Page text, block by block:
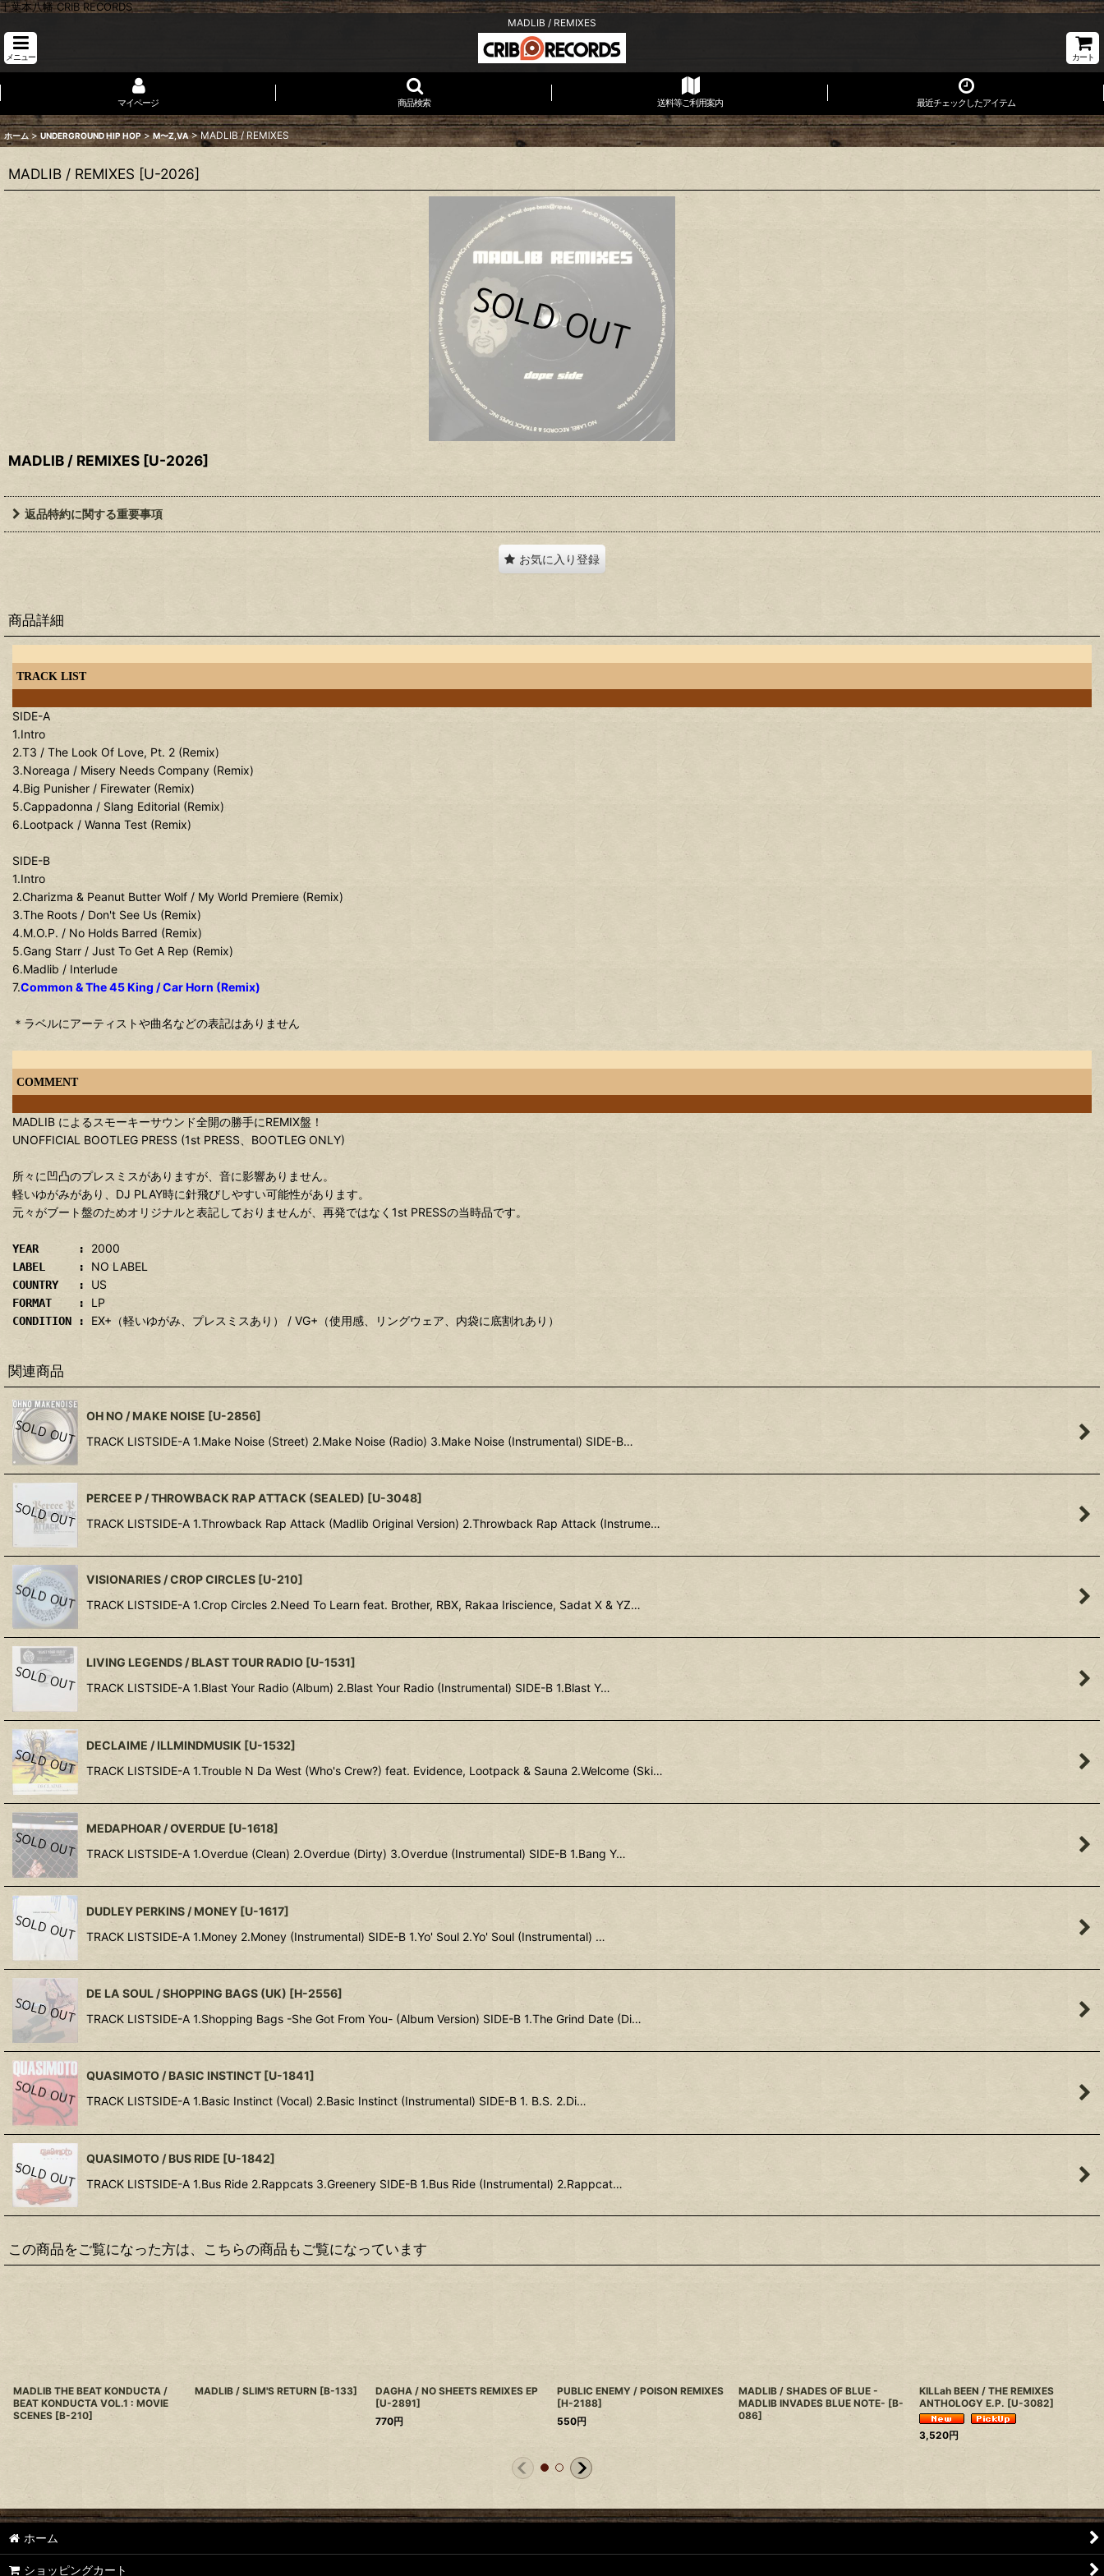
千葉本八幡 CRIB RECORDS
MADLIB / REMIXES
メニュー カート
マイページ 商品検索 送料等ご利用案内 最近チェックしたアイテム
ホーム > UNDERGROUND HIP HOP > M〜Z,VA > MADLIB / REMIXES
MADLIB / REMIXES [U-2026]
MADLIB / REMIXES [U-2026]
返品特約に関する重要事項
お気に入り登録
商品詳細
TRACK LIST
SIDE-A
1.Intro
2.T3 / The Look Of Love, Pt. 2 (Remix)
3.Noreaga / Misery Needs Company (Remix)
4.Big Punisher / Firewater (Remix)
5.Cappadonna / Slang Editorial (Remix)
6.Lootpack / Wanna Test (Remix)
SIDE-B
1.Intro
2.Charizma & Peanut Butter Wolf / My World Premiere (Remix)
3.The Roots / Don't See Us (Remix)
4.M.O.P. / No Holds Barred (Remix)
5.Gang Starr / Just To Get A Rep (Remix)
6.Madlib / Interlude
7.Common & The 45 King / Car Horn (Remix)
＊ラベルにアーティストや曲名などの表記はありません
COMMENT
MADLIB によるスモーキーサウンド全開の勝手にREMIX盤！
UNOFFICIAL BOOTLEG PRESS (1st PRESS、BOOTLEG ONLY)
所々に凹凸のプレスミスがありますが、音に影響ありません。
軽いゆがみがあり、DJ PLAY時に針飛びしやすい可能性があります。
元々がブート盤のためオリジナルと表記しておりませんが、再発ではなく1st PRESSの当時品です。
YEAR : 2000
LABEL : NO LABEL
COUNTRY : US
FORMAT : LP
CONDITION : EX+（軽いゆがみ、プレスミスあり） / VG+（使用感、リングウェア、内袋に底割れあり）
関連商品
OH NO / MAKE NOISE [U-2856]
TRACK LISTSIDE-A 1.Make Noise (Street) 2.Make Noise (Radio) 3.Make Noise (Instrumental) SIDE-B…
PERCEE P / THROWBACK RAP ATTACK (SEALED) [U-3048]
TRACK LISTSIDE-A 1.Throwback Rap Attack (Madlib Original Version) 2.Throwback Rap Attack (Instrume…
VISIONARIES / CROP CIRCLES [U-210]
TRACK LISTSIDE-A 1.Crop Circles 2.Need To Learn feat. Brother, RBX, Rakaa Iriscience, Sadat X & YZ…
LIVING LEGENDS / BLAST TOUR RADIO [U-1531]
TRACK LISTSIDE-A 1.Blast Your Radio (Album) 2.Blast Your Radio (Instrumental) SIDE-B 1.Blast Y…
DECLAIME / ILLMINDMUSIK [U-1532]
TRACK LISTSIDE-A 1.Trouble N Da West (Who's Crew?) feat. Evidence, Lootpack & Sauna 2.Welcome (Ski…
MEDAPHOAR / OVERDUE [U-1618]
TRACK LISTSIDE-A 1.Overdue (Clean) 2.Overdue (Dirty) 3.Overdue (Instrumental) SIDE-B 1.Bang Y…
DUDLEY PERKINS / MONEY [U-1617]
TRACK LISTSIDE-A 1.Money 2.Money (Instrumental) SIDE-B 1.Yo' Soul 2.Yo' Soul (Instrumental) …
DE LA SOUL / SHOPPING BAGS (UK) [H-2556]
TRACK LISTSIDE-A 1.Shopping Bags -She Got From You- (Album Version) SIDE-B 1.The Grind Date (Di…
QUASIMOTO / BASIC INSTINCT [U-1841]
TRACK LISTSIDE-A 1.Basic Instinct (Vocal) 2.Basic Instinct (Instrumental) SIDE-B 1. B.S. 2.Di…
QUASIMOTO / BUS RIDE [U-1842]
TRACK LISTSIDE-A 1.Bus Ride 2.Rappcats 3.Greenery SIDE-B 1.Bus Ride (Instrumental) 2.Rappcat…
この商品をご覧になった方は、こちらの商品もご覧になっています
MADLIB THE BEAT KONDUCTA /
BEAT KONDUCTA VOL.1 : MOVIE
SCENES [B-210]
MADLIB / SLIM'S RETURN [B-133]
DAGHA / NO SHEETS REMIXES EP
[U-2891]
770円
PUBLIC ENEMY / POISON REMIXES
[H-2188]
550円
MADLIB / SHADES OF BLUE -
MADLIB INVADES BLUE NOTE- [B-
086]
KILLah BEEN / THE REMIXES
ANTHOLOGY E.P. [U-3082]
3,520円
ホーム
ショッピングカート